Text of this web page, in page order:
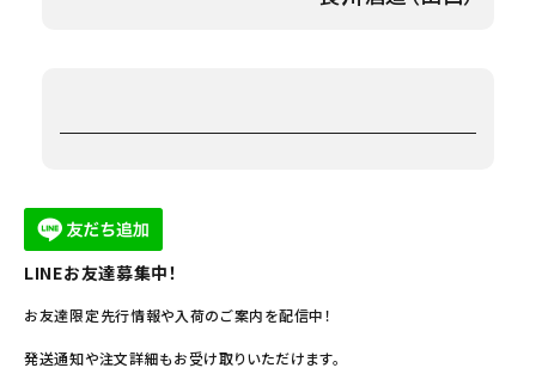
LINEお友達募集中！
お友達限定先行情報や入荷のご案内を配信中！
発送通知や注文詳細もお受け取りいただけます。